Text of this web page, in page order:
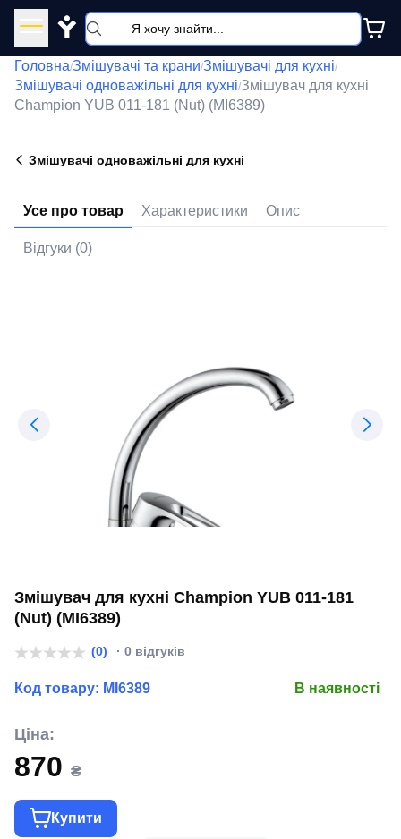
Y
Головна/Змішувачі та крани/Змішувачі для кухні/
Змішувачі одноважільні для кухні/Змішувач для кухні
Champion YUB 011-181 (Nut) (MI6389)
Змішувачі одноважільні для кухні
Усе про товар Характеристики Опис
Відгуки (0)
Змішувач для кухні Champion YUB 011-181
(Nut) (MI6389)
(0) · 0 відгуків
Код товару: MI6389 В наявності
Ціна:
870 ₴
Купити